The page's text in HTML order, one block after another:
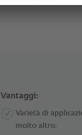
Vantaggi:
Varietà di
molto altro.